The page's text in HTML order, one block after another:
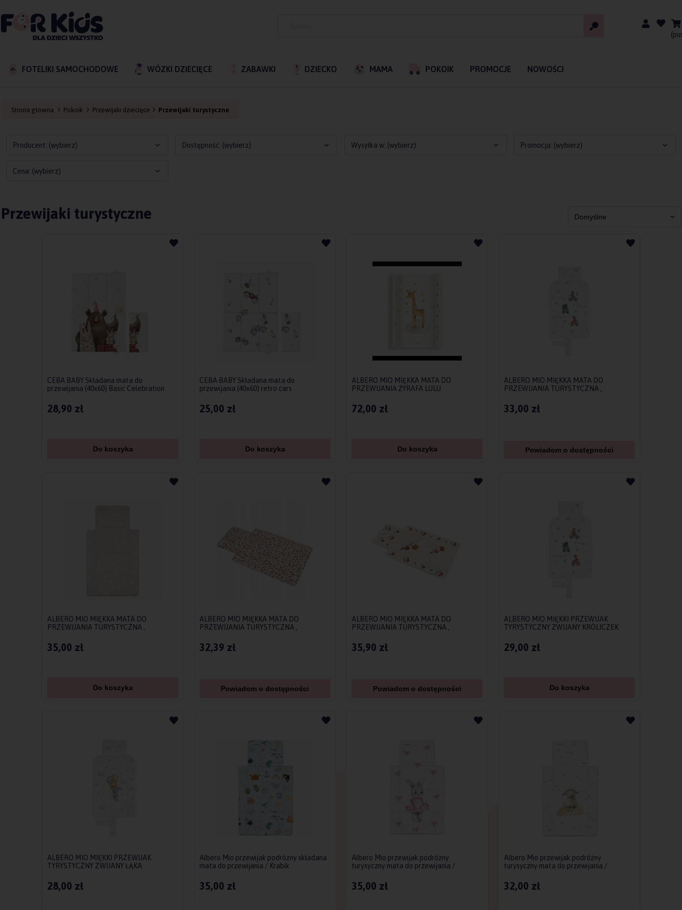
FOTELIKI SAMOCHODOWE WÓZKI DZIECIĘCE ZABAWKI DZIECKO MAMA POKOIK PROMOCJE NOWOŚCI
Strona główna Pokoik Przewijaki dziecięce Przewijaki turystyczne
Producent: (wybierz) Dostępność: (wybierz) Wysyłka w: (wybierz)
Cena: (wybierz)
Promocja: (wybierz)
Przewijaki turystyczne
CEBA BABY Składana mata do
przewijania (40x60) Basic Celebration
28,90 zł
Do koszyka
CEBA BABY Składana mata do
przewijania (40x60) retro cars
25,00 zł
Do koszyka
ALBERO MIO MIĘKKA MATA DO
PRZEWIJANIA ŻYRAFA LULU
72,00 zł
Do koszyka
ALBERO MIO MIĘKKA MATA DO
PRZEWIJANIA TURYSTYCZNA ,
33,00 zł
Powiadom o dostępności
ALBERO MIO MIĘKKA MATA DO
PRZEWIJANIA TURYSTYCZNA ,
35,00 zł
Do koszyka
ALBERO MIO MIĘKKA MATA DO
PRZEWIJANIA TURYSTYCZNA ,
32,39 zł
Powiadom o dostępności
ALBERO MIO MIĘKKA MATA DO
PRZEWIJANIA TURYSTYCZNA ,
ZABAWA
35,90 zł
Powiadom o dostępności
ALBERO MIO MIĘKKI PRZEWIJAK
TYRYSTYCZNY ZWIJANY KRÓLICZEK
29,00 zł
Do koszyka
ALBERO MIO MIĘKKI PRZEWIJAK
TYRYSTYCZNY ZWIJANY ŁĄKA
28,00 zł
Albero Mio przewijak podróżny składana
mata do przewijania / Krabik
35,00 zł
Albero Mio przewijak podróżny
turysyczny mata do przewijania /
35,00 zł
Albero Mio przewijak podróżny
turysyczny mata do przewijania /
32,00 zł